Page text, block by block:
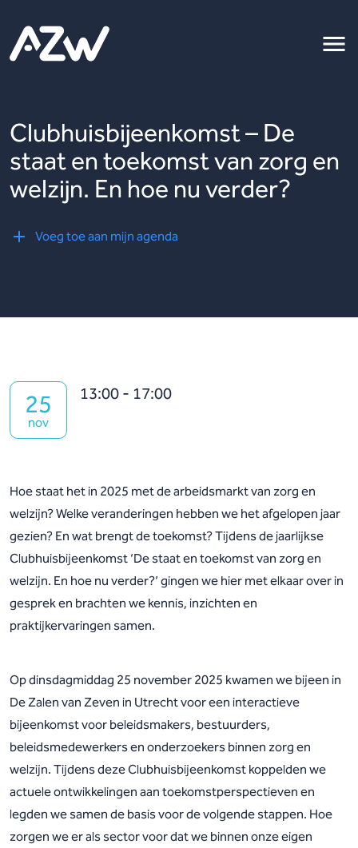
Clubhuisbijeenkomst – De
staat en toekomst van zorg en
welzijn. En hoe nu verder?
Voeg toe aan mijn agenda
25
nov
13:00 - 17:00
Hoe staat het in 2025 met de arbeidsmarkt van zorg en
welzijn? Welke veranderingen hebben we het afgelopen jaar
gezien? En wat brengt de toekomst? Tijdens de jaarlijkse
Clubhuisbijeenkomst ‘De staat en toekomst van zorg en
welzijn. En hoe nu verder?’ gingen we hier met elkaar over in
gesprek en brachten we kennis, inzichten en
praktijkervaringen samen.
Op dinsdagmiddag 25 november 2025 kwamen we bijeen in
De Zalen van Zeven in Utrecht voor een interactieve
bijeenkomst voor beleidsmakers, bestuurders,
beleidsmedewerkers en onderzoekers binnen zorg en
welzijn. Tijdens deze Clubhuisbijeenkomst koppelden we
actuele ontwikkelingen aan toekomstperspectieven en
legden we samen de basis voor de volgende stappen. Hoe
zorgen we er als sector voor dat we binnen onze eigen